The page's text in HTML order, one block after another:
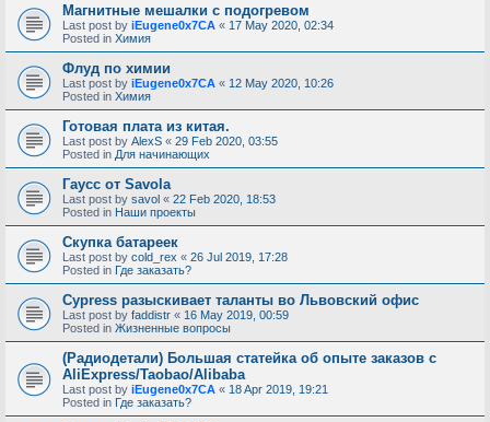
Магнитные мешалки с подогревом
Last post by iEugene0x7CA « 17 May 2020, 02:34
Posted in Химия
Флуд по химии
Last post by iEugene0x7CA « 12 May 2020, 10:26
Posted in Химия
Готовая плата из китая.
Last post by AlexS « 29 Feb 2020, 03:55
Posted in Для начинающих
Гаусс от Savola
Last post by savol « 22 Feb 2020, 18:53
Posted in Наши проекты
Скупка батареек
Last post by cold_rex « 26 Jul 2019, 17:28
Posted in Где заказать?
Cypress разыскивает таланты во Львовский офис
Last post by faddistr « 16 May 2019, 00:59
Posted in Жизненные вопросы
(Радиодетали) Большая статейка об опыте заказов с
AliExpress/Taobao/Alibaba
Last post by iEugene0x7CA « 18 Apr 2019, 19:21
Posted in Где заказать?